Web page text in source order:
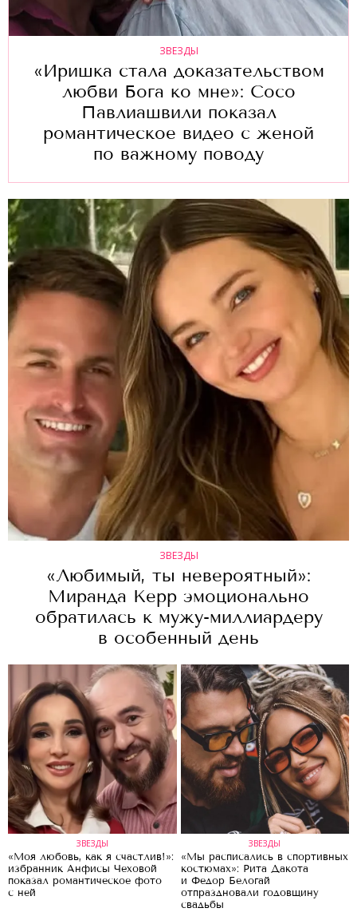
ЗВЕЗДЫ
«Иришка стала доказательством
любви Бога ко мне»: Сосо
Павлиашвили показал
романтическое видео с женой
по важному поводу
ЗВЕЗДЫ
«Любимый, ты невероятный»:
Миранда Керр эмоционально
обратилась к мужу-миллиардеру
в особенный день
ЗВЕЗДЫ
«Моя любовь, как я счастлив!»:
избранник Анфисы Чеховой
показал романтическое фото
с ней
ЗВЕЗДЫ
«Мы расписались в спортивных
костюмах»: Рита Дакота
и Федор Белогай
отпраздновали годовщину
свадьбы